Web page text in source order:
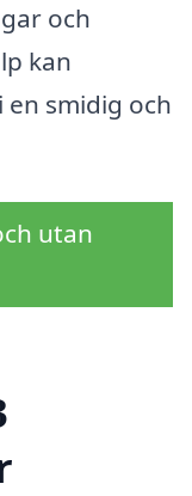
och
kan
smidig och
utan